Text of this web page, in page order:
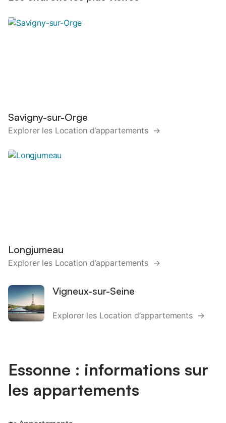
Savigny-sur-Orge
Explorer les Location d’appartements →
Longjumeau
Explorer les Location d’appartements →
Vigneux-sur-Seine
Explorer les Location d’appartements →
Essonne : informations sur
les appartements